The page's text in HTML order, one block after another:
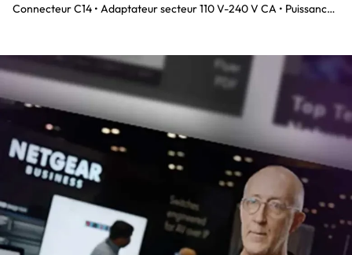
Connecteur C14 • Adaptateur secteur 110 V-240 V CA • Puissance